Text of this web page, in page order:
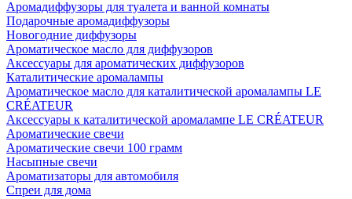
Аромадиффузоры для туалета и ванной комнаты
Подарочные аромадиффузоры
Новогодние диффузоры
Ароматическое масло для диффузоров
Аксессуары для ароматических диффузоров
Каталитические аромалампы
Ароматическое масло для каталитической аромалампы LE
CRÉATEUR
Аксессуары к каталитической аромалампе LE CRÉATEUR
Ароматические свечи
Ароматические свечи 100 грамм
Насыпные свечи
Ароматизаторы для автомобиля
Спреи для дома